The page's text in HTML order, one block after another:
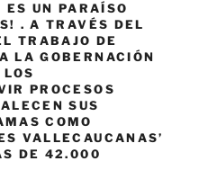
ES UN PARAÍSO
. A TRAVÉS DEL
TRABAJO DE
LA GOBERNACIÓN
PROCESOS
SUS
COMO
VALLECAUCANAS’
DE 42.000